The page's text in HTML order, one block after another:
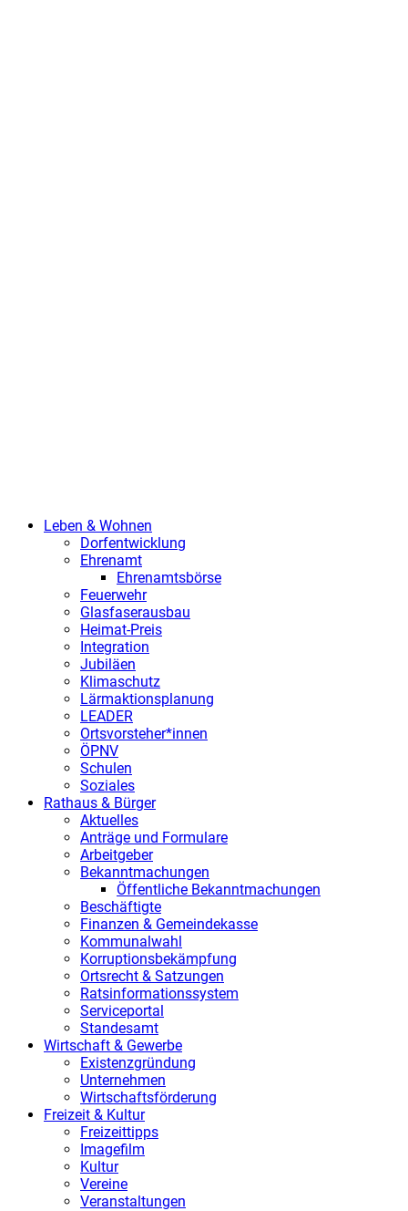
Leben & Wohnen
Dorfentwicklung
Ehrenamt
Ehrenamtsbörse
Feuerwehr
Glasfaserausbau
Heimat-Preis
Integration
Jubiläen
Klimaschutz
Lärmaktionsplanung
LEADER
Ortsvorsteher*innen
ÖPNV
Schulen
Soziales
Rathaus & Bürger
Aktuelles
Anträge und Formulare
Arbeitgeber
Bekanntmachungen
Öffentliche Bekanntmachungen
Beschäftigte
Finanzen & Gemeindekasse
Kommunalwahl
Korruptionsbekämpfung
Ortsrecht & Satzungen
Ratsinformationssystem
Serviceportal
Standesamt
Wirtschaft & Gewerbe
Existenzgründung
Unternehmen
Wirtschaftsförderung
Freizeit & Kultur
Freizeittipps
Imagefilm
Kultur
Vereine
Veranstaltungen